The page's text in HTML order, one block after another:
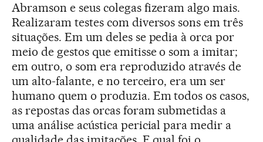
Abramson e seus colegas fizeram algo mais.
Realizaram testes com diversos sons em três
situações. Em um deles se pedia à orca por
meio de gestos que emitisse o som a imitar;
em outro, o som era reproduzido através de
um alto-falante, e no terceiro, era um ser
humano quem o produzia. Em todos os casos,
as repostas das orcas foram submetidas a
uma análise acústica pericial para medir a